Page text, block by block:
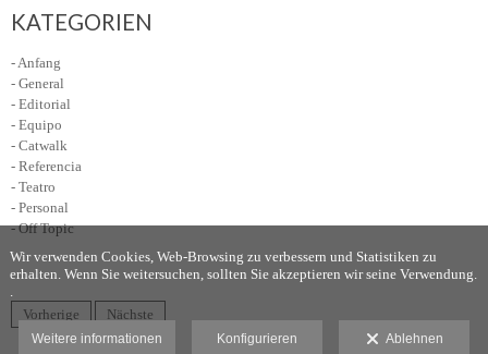
KATEGORIEN
- Anfang
- General
- Editorial
- Equipo
- Catwalk
- Referencia
- Teatro
- Personal
- Off Topic
Vorherige Nächste
Wir verwenden Cookies, Web-Browsing zu verbessern und Statistiken zu
erhalten. Wenn Sie weitersuchen, sollten Sie akzeptieren wir seine Verwendung.
Weitere informationen Konfigurieren Ablehnen